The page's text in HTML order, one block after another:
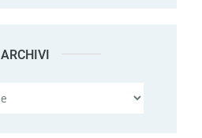
ARCHIVI Archivi